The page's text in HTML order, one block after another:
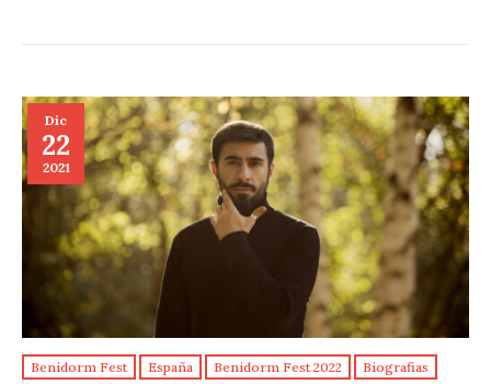
Dic
22
2021
Benidorm Fest España Benidorm Fest 2022 Biografias